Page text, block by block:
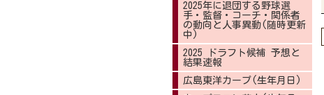
2025年に退団する野球選
手・監督・コーチ・関係者
の動向と人事異動(随時更新
中)
2025 ドラフト候補 予想と
結果速報
広島東洋カープ(生年月日)